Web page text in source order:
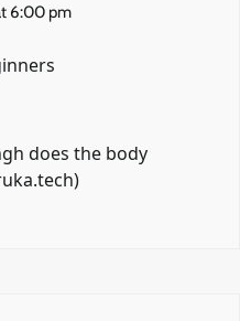
6:00 pm
does the body
)